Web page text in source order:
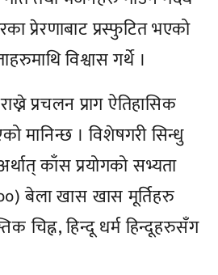
प्रेरणाबाट प्रस्फुटित भएको
विश्वास गर्थे ।
प्रचलन प्राग ऐतिहासिक
मानिन्छ । विशेषगरी सिन्धु
काँस प्रयोगको सभ्यता
बेला खास खास मूर्तिहरु
चिह्न, हिन्दू धर्म हिन्दूहरुसँग